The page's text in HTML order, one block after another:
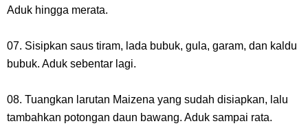
Aduk hingga merata.
07. Sisipkan saus tiram, lada bubuk, gula, garam, dan kaldu
bubuk. Aduk sebentar lagi.
08. Tuangkan larutan Maizena yang sudah disiapkan, lalu
tambahkan potongan daun bawang. Aduk sampai rata.